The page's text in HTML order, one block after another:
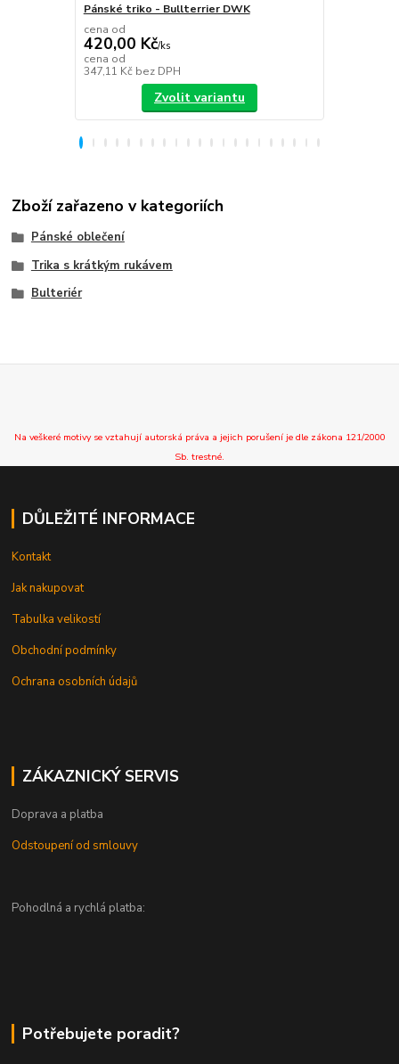
Pánské triko - Bullterrier DWK
cena od
420,00 Kč/ks
cena od
347,11 Kč bez DPH
Zvolit variantu
Zboží zařazeno v kategoriích
Pánské oblečení
Trika s krátkým rukávem
Bulteriér
Na veškeré motivy se vztahují autorská práva a jejich porušení je dle zákona 121/2000
Sb. trestné.
DŮLEŽITÉ INFORMACE
Kontakt
Jak nakupovat
Tabulka velikostí
Obchodní podmínky
Ochrana osobních údajů
ZÁKAZNICKÝ SERVIS
Doprava a platba
Odstoupení od smlouvy
Pohodlná a rychlá platba:
Potřebujete poradit?